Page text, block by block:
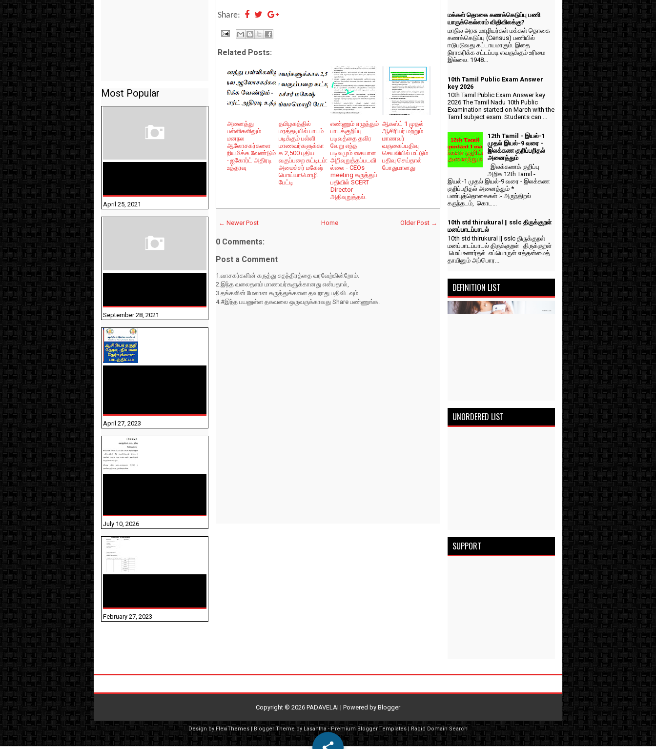
Share:
Related Posts:
அனைத்து
பள்ளிகளிலும்
மனநல
ஆலோசகர்களை
நியமிக்க வேண்டும்
- ஐகோர்ட் அதிரடி
உத்தரவு
தமிழகத்தில்
மரத்தடியில் பாடம்
படிக்கும் பள்ளி
மாணவர்களுக்கா
க 2,500 புதிய
வகுப்பறை கட்டிடம்:
அமைச்சர் மகேஷ்
பொய்யாமொழி
பேட்டி
எண்ணும் எழுத்தும்
பாடக்குறிப்பு
படிவத்தை தவிர
வேறு எந்த
படிவமும் கையாள
அறிவுறுத்தப்படவி
ல்லை - CEOs
meeting கருத்துப்
பதிவில் SCERT
Director
அதிவுறுத்தல்.
ஆகஸ்ட் 1 முதல்
ஆசிரியர் மற்றும்
மாணவர்
வருகைப்பதிவு
செயலியில் மட்டும்
பதிவு செய்தால்
போதுமானது
← Newer Post Older Post →
Home
0 Comments:
Post a Comment
1.வாசகர்களின் கருத்து சுதந்திரத்தை வரவேற்கின்றோம்.
2.இந்த வலைதளம் மாணவர்களுக்கானது என்பதால்,
3.தங்களின் மேலான கருத்துக்களை தவறாது பதிவிடவும்.
4.#இந்த பயனுள்ள தகவலை ஒருவருக்காவது Share பண்ணுங்க.
Most Popular
April 25, 2021
September 28, 2021
April 27, 2023
July 10, 2026
February 27, 2023
மக்கள் தொகை கணக்கெடுப்பு பணி
யாருக்கெல்லாம் விதிவிலக்கு?
மாநில அரசு ஊழியர்கள் மக்கள் தொகை
கணக்கெடுப்பு (Census) பணியில்
ஈடுபடுவது கட்டாயமாகும். இதை
நிராகரிக்க சட்டப்படி எவருக்கும் உரிமை
இல்லை. 1948...
10th Tamil Public Exam Answer
key 2026
10th Tamil Public Exam Answer key
2026 The Tamil Nadu 10th Public
Examination started on March with the
Tamil subject exam. Students can ...
12th Tamil - இயல்-1
முதல் இயல்-9 வரை -
இலக்கண குறிப்பறிதல்
அனைத்தும்
இலக்கணக் குறிப்பு
அறிக 12th Tamil -
இயல்-1 முதல் இயல்-9 வரை - இலக்கண
குறிப்பறிதல் அனைத்தும் *
பண்புத்தொகைகள் :- அருந்திறல்
கருந்தடம், கொட...
10th std thirukural || sslc திருக்குறள்
மனப்பாடப்பாடல்
10th std thirukural || sslc திருக்குறள்
மனப்பாடப்பாடல் திருக்குறள் திருக்குறள்
மெய் உணர்தல் எப்பொருள் எத்தன்மைத்
தாயினும் அப்பொர...
DEFINITION LIST
UNORDERED LIST
SUPPORT
Copyright © 2026 PADAVELAI | Powered by Blogger
Design by FlexiThemes| Blogger Theme by Lasantha-Premium Blogger Templates| Rapid Domain Search